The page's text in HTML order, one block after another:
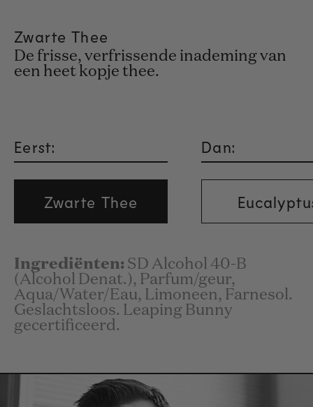
Zwarte Thee
De frisse, verfrissende inademing van
een heet kopje thee.
Eerst:
Zwarte Thee
Dan:
Ingrediënten: SD Alcohol 40-B
(Alcohol Denat.), Parfum/geur,
Aqua/Water/Eau, Limoneen, Farnesol.
Geslachtsloos. Leaping Bunny
gecertificeerd.